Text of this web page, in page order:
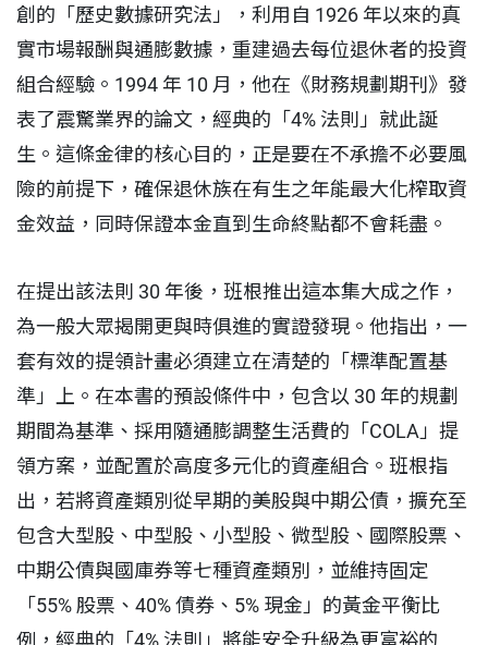
創的「歷史數據研究法」，利用自 1926 年以來的真
實市場報酬與通膨數據，重建過去每位退休者的投資
組合經驗。1994 年 10 月，他在《財務規劃期刊》發
表了震驚業界的論文，經典的「4% 法則」就此誕
生。這條金律的核心目的，正是要在不承擔不必要風
險的前提下，確保退休族在有生之年能最大化榨取資
金效益，同時保證本金直到生命終點都不會耗盡。
在提出該法則 30 年後，班根推出這本集大成之作，
為一般大眾揭開更與時俱進的實證發現。他指出，一
套有效的提領計畫必須建立在清楚的「標準配置基
準」上。在本書的預設條件中，包含以 30 年的規劃
期間為基準、採用隨通膨調整生活費的「COLA」提
領方案，並配置於高度多元化的資產組合。班根指
出，若將資產類別從早期的美股與中期公債，擴充至
包含大型股、中型股、小型股、微型股、國際股票、
中期公債與國庫券等七種資產類別，並維持固定
「55% 股票、40% 債券、5% 現金」的黃金平衡比
例，經典的「4% 法則」將能安全升級為更富裕的